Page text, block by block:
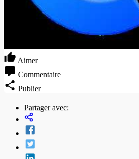
Aimer
Commentaire
Publier
Partager avec: